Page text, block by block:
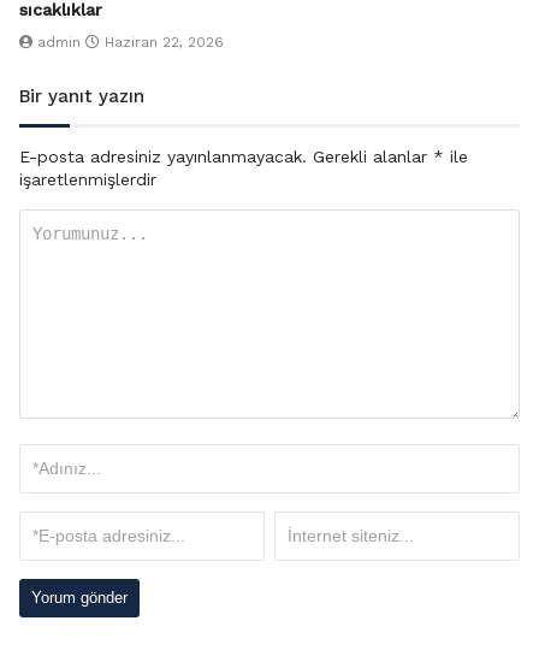
sıcaklıklar
admin Haziran 22, 2026
Bir yanıt yazın
E-posta adresiniz yayınlanmayacak. Gerekli alanlar * ile
işaretlenmişlerdir